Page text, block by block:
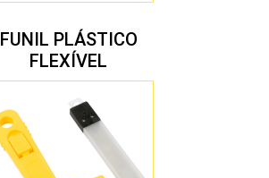
FUNIL PLÁSTICO
FLEXÍVEL